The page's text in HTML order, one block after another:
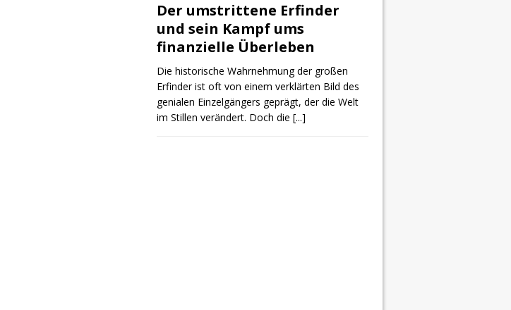
Der umstrittene Erfinder
und sein Kampf ums
finanzielle Überleben
Die historische Wahrnehmung der großen
Erfinder ist oft von einem verklärten Bild des
genialen Einzelgängers geprägt, der die Welt
im Stillen verändert. Doch die [...]